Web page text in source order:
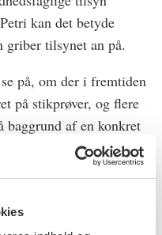
kan det betyde
griber tilsynet an på.
på, om der i fremtiden
på stikprøver, og flere
baggrund af en konkret
på et behandlingssted.
til tilsyn så effektivt som